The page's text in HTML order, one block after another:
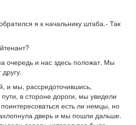
я к начальнику штаба.- Так
и нас здесь положат. Мы
и мы, рассредоточившись,
в стороне дороги, мы увидели
есть ли немцы, но
дверь и мы пошли дальше.